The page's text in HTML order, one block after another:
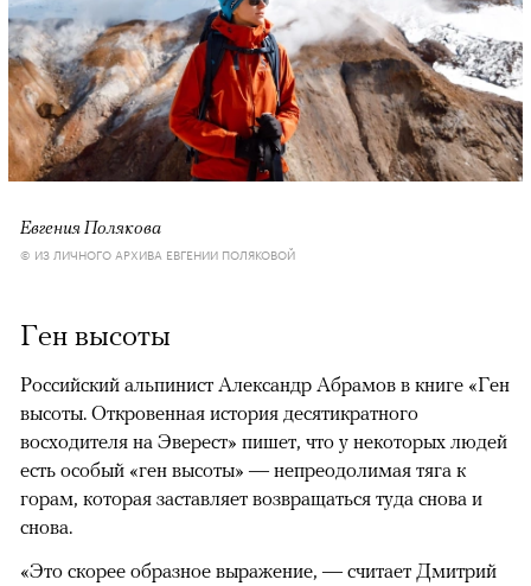
Евгения Полякова
© ИЗ ЛИЧНОГО АРХИВА ЕВГЕНИИ ПОЛЯКОВОЙ
Ген высоты
Российский альпинист Александр Абрамов в книге «Ген
высоты. Откровенная история десятикратного
восходителя на Эверест» пишет, что у некоторых людей
есть особый «ген высоты» — непреодолимая тяга к
горам, которая заставляет возвращаться туда снова и
снова.
«Это скорее образное выражение, — считает Дмитрий